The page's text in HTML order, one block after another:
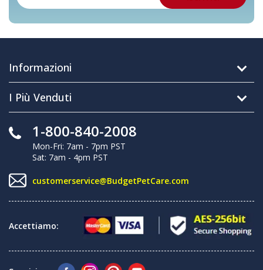
Informazioni
I Più Venduti
1-800-840-2008
Mon-Fri: 7am - 7pm PST
Sat: 7am - 4pm PST
customerservice@BudgetPetCare.com
Accettiamo: